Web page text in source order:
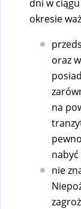
dni w
okresie
oraz
na
nie